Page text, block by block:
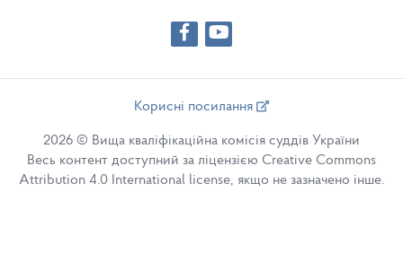
Корисні посилання
2026 © Вища кваліфікаційна комісія суддів України
Весь контент доступний за ліцензією Creative Commons
Attribution 4.0 International license, якщо не зазначено інше.